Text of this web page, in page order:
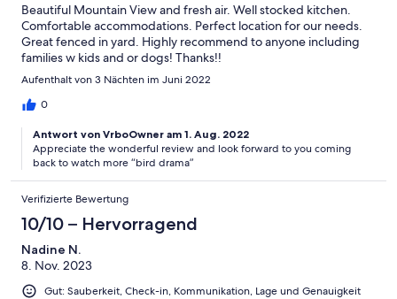
Beautiful Mountain View and fresh air. Well stocked kitchen.
Comfortable accommodations. Perfect location for our needs.
Great fenced in yard. Highly recommend to anyone including
families w kids and or dogs! Thanks!!
Aufenthalt von 3 Nächten im Juni 2022
0
Antwort von VrboOwner am 1. Aug. 2022
Appreciate the wonderful review and look forward to you coming
back to watch more “bird drama”
Verifizierte Bewertung
10/10 – Hervorragend
Nadine N.
8. Nov. 2023
Gut: Sauberkeit, Check-in, Kommunikation, Lage und Genauigkeit